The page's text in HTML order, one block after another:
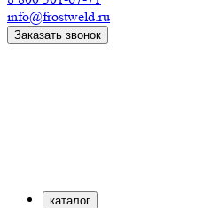
info@frostweld.ru
Заказать звонок
каталог